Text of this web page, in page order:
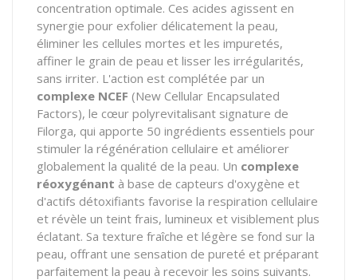
concentration optimale. Ces acides agissent en
synergie pour exfolier délicatement la peau,
éliminer les cellules mortes et les impuretés,
affiner le grain de peau et lisser les irrégularités,
sans irriter. L'action est complétée par un
complexe NCEF (New Cellular Encapsulated
Factors), le cœur polyrevitalisant signature de
Filorga, qui apporte 50 ingrédients essentiels pour
stimuler la régénération cellulaire et améliorer
globalement la qualité de la peau. Un complexe
réoxygénant à base de capteurs d'oxygène et
d'actifs détoxifiants favorise la respiration cellulaire
et révèle un teint frais, lumineux et visiblement plus
éclatant. Sa texture fraîche et légère se fond sur la
peau, offrant une sensation de pureté et préparant
parfaitement la peau à recevoir les soins suivants.